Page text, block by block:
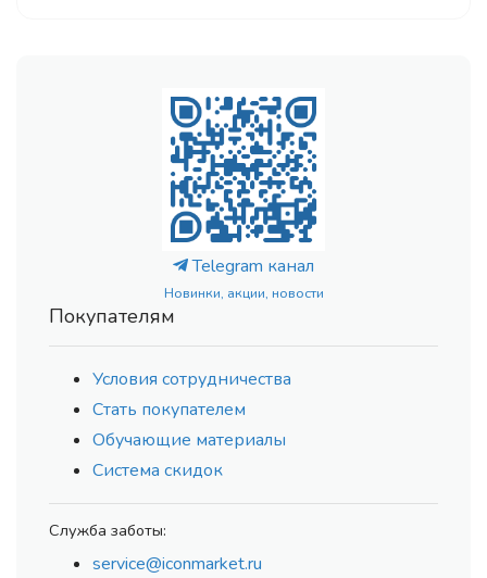
Telegram канал
Новинки, акции, новости
Покупателям
Условия сотрудничества
Стать покупателем
Обучающие материалы
Система скидок
Служба заботы:
service@iconmarket.ru